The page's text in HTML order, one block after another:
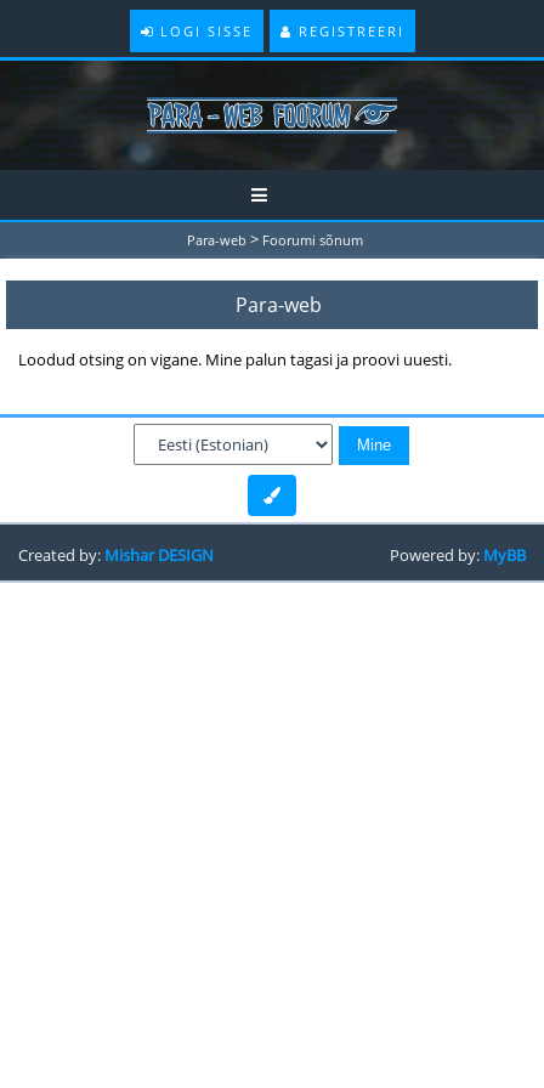
LOGI SISSE REGISTREERI
Para-web > Foorumi sõnum
Para-web
Loodud otsing on vigane. Mine palun tagasi ja proovi uuesti.
Created by: Mishar DESIGN Powered by: MyBB